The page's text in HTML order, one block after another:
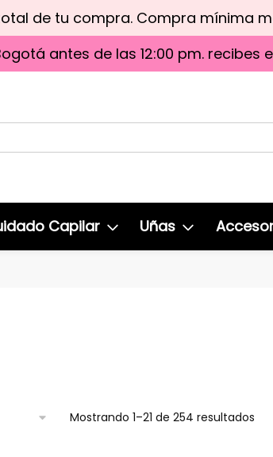
de tu compra. Compra mínima
antes de las 12:00 pm. recibes
Capilar Uñas
Mostrando 1–21 de 254 resultados